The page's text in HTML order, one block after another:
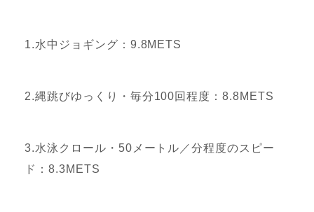
1.水中ジョギング：9.8METS
2.縄跳びゆっくり・毎分100回程度：8.8METS
3.水泳クロール・50メートル／分程度のスピー
ド：8.3METS